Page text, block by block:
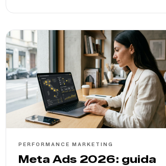
PERFORMANCE MARKETING
Meta Ads 2026: guida